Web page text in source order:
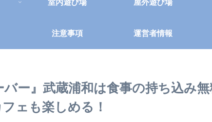
室内遊び場 屋外遊び場
注意事項 運営者情報
バー』武蔵浦和は食事の持ち込み無
ェも楽しめる！